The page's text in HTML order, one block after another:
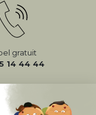
gratuit
14 44 44